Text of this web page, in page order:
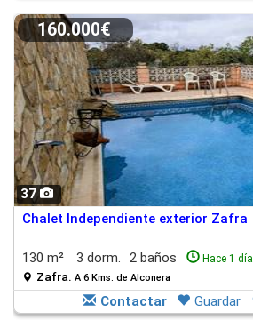
37
160.000€
Chalet Independiente exterior Zafra
130 m² 3 dorm. 2 baños Hace 1 día
Zafra. A 6 Kms. de Alconera
Contactar Guardar